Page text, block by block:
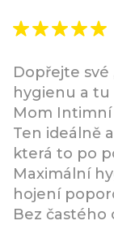
Dopřejte
hygienu a tu
Mom Intimní
Ten ideálně
která to po
Maximální
hojení
Bez